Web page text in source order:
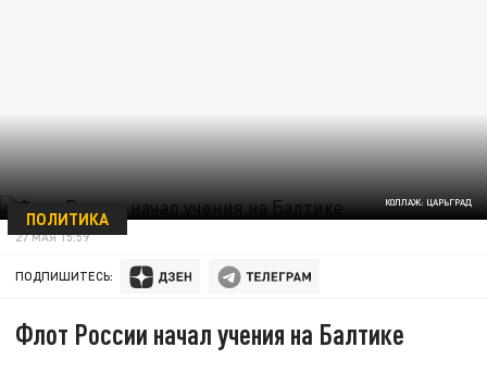
КОЛЛАЖ: ЦАРЬГРАД
ПОЛИТИКА
27 МАЯ 15:59
ПОДПИШИТЕСЬ:
Флот России начал учения на Балтике